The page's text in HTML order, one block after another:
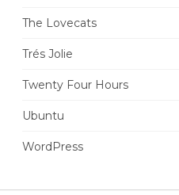
The Lovecats
Trés Jolie
Twenty Four Hours
Ubuntu
WordPress